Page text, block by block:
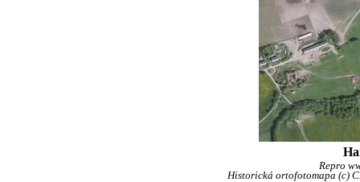
Repro
Historická ortofotomapa (c)